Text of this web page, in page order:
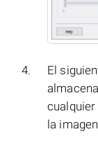
El
cualquier
la